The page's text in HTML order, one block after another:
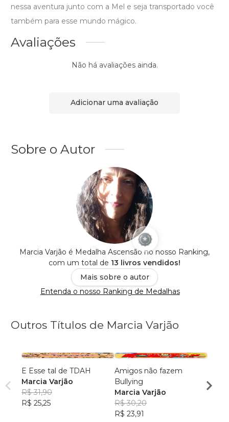
nessa aventura junto com a Mel e seja transportado você
também para esse mundo mágico.
Avaliações
Não há avaliações ainda.
Adicionar uma avaliação
Sobre o Autor
Marcia Varjão é Medalha Ascensão no nosso Ranking,
com um total de 13 livros vendidos!
Mais sobre o autor
Entenda o nosso Ranking de Medalhas
Outros Títulos de Marcia Varjão
E Esse tal de TDAH
Marcia Varjão
R$ 31,90
R$ 25,25
Amigos não fazem
Bullying
Marcia Varjão
R$ 30,20
R$ 23,91
R$